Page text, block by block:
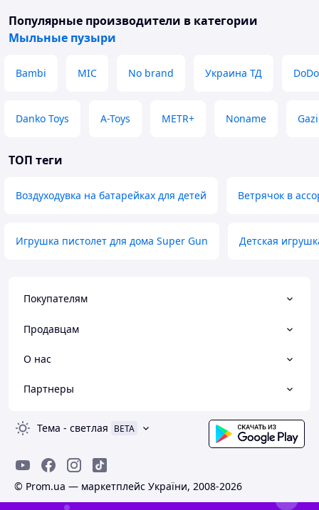
Популярные производители в категории
Мыльные пузыри
Bambi MIC No brand Украина ТД DoDo
Danko Toys A-Toys METR+ Noname
ТОП теги
Воздуходувка на батарейках для детей Ветрячок в
Игрушка пистолет для дома Super Gun Детская
Покупателям
Продавцам
О нас
Партнеры
Тема - светлая BETA
© Prom.ua — маркетплейс України, 2008-2026